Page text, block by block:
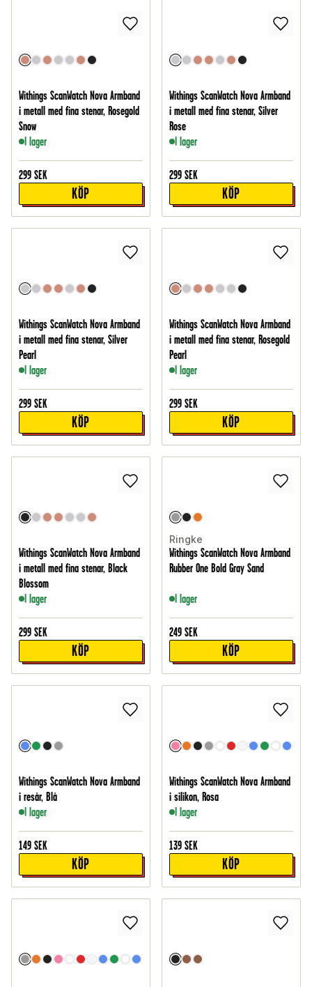
Withings ScanWatch Nova Armband
i metall med fina stenar, Rosegold
Snow
I lager
299 SEK
KÖP
Withings ScanWatch Nova Armband
i metall med fina stenar, Silver
Rose
I lager
299 SEK
KÖP
Withings ScanWatch Nova Armband
i metall med fina stenar, Silver
Pearl
I lager
299 SEK
KÖP
Withings ScanWatch Nova Armband
i metall med fina stenar, Rosegold
Pearl
I lager
299 SEK
KÖP
Withings ScanWatch Nova Armband
i metall med fina stenar, Black
Blossom
I lager
299 SEK
KÖP
Ringke
Withings ScanWatch Nova Armband
Rubber One Bold Gray Sand
I lager
249 SEK
KÖP
Withings ScanWatch Nova Armband
i resår, Blå
I lager
149 SEK
KÖP
Withings ScanWatch Nova Armband
i silikon, Rosa
I lager
139 SEK
KÖP